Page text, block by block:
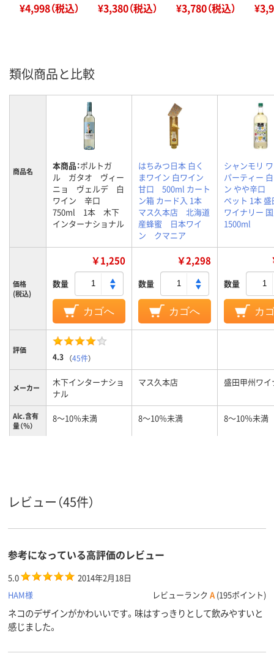
¥4,998（税込） ¥3,380（税込） ¥3,780（税込）
類似商品と比較
商品名 本商品：ポルトガ
ル ガタオ ヴィー
ニョ ヴェルデ 白
ワイン 辛口
750ml 1本 木下
インターナショナル
はちみつ日本 白く
まワイン 白ワイン
甘口 500ml カート
ン箱 カード入 1本
マス久本店 北海道
産蜂蜜 日本ワイ
ン クマニア
シャンモリ
パーティー
ン やや辛口
ペット 1本
ワイナリー
1500ml
価格
(税込)
￥1,250
数量
カゴへ
￥2,298
数量
カゴへ
数量
カ
評価
4.3 （45件）
メーカー
木下インターナショ
ナル
マス久本店 盛田甲州ワイ
Alc.含有
量（％）
8～10％未満 8～10％未満 8～10％未満
ワインの
ポルトガル
レビュー（45件）
参考になっている高評価のレビュー
5.0
2014年2月18日
HAM様
レビューランク A (195ポイント)
ネコのデザインがかわいいです。味はすっきりとして飲みやすいと
感じました。